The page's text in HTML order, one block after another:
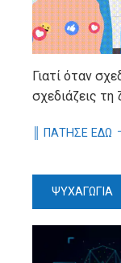
Γιατί όταν
σχεδιάζεις τη
║ ΠΑΤΗΣΕ ΕΔΩ
ΨΥΧΑΓΩΓΙΑ